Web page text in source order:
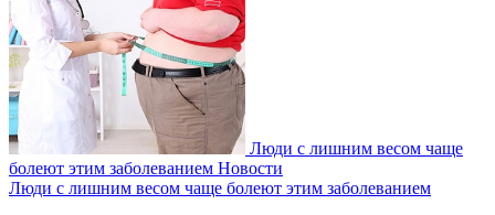
Люди с лишним весом чаще
болеют этим заболеванием Новости
Люди с лишним весом чаще болеют этим заболеванием